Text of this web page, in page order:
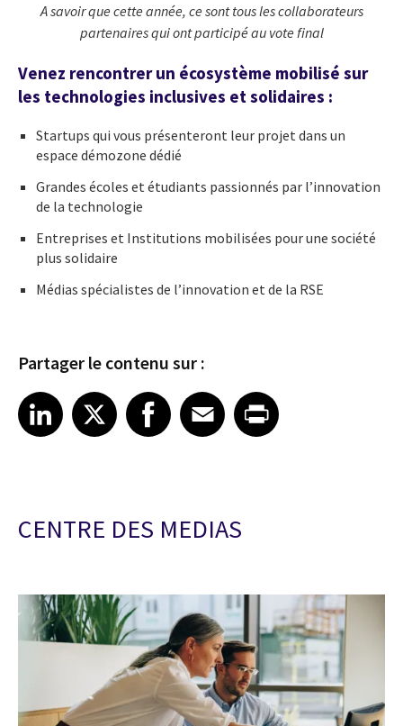
A savoir que cette année, ce sont tous les collaborateurs
partenaires qui ont participé au vote final
Venez rencontrer un écosystème mobilisé sur
les technologies inclusives et solidaires :
Startups qui vous présenteront leur projet dans un
espace démozone dédié
Grandes écoles et étudiants passionnés par l’innovation
de la technologie
Entreprises et Institutions mobilisées pour une société
plus solidaire
Médias spécialistes de l’innovation et de la RSE
Partager le contenu sur :
Share article on LinkedIn
LinkedIn
Share article on XShare article on Facebook
Facebook
Share article on Email
EmailShare article on Print
CENTRE DES MEDIAS